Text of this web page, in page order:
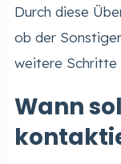
Durch diese
ob der
weitere Schritte
Wann